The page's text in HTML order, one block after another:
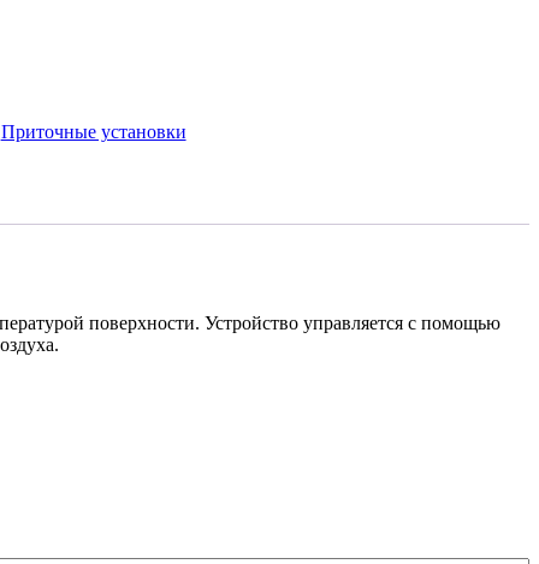
Приточные установки
поверхности. Устройство управляется с помощью